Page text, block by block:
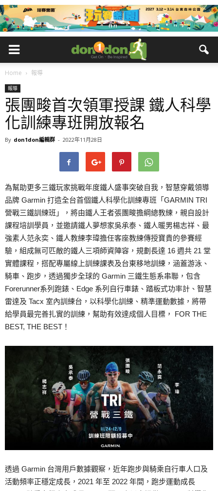
Home 報導
報導
張團畯首次領軍授課 鐵人科學
化訓練專班開放報名
By don1don編輯群 - 2022年11月28日
為幫助更多三鐵玩家挑戰年度鐵人盛事突破自我，智慧穿戴領導
品牌 Garmin 打造全台首個鐵人科學化訓練專班「GARMIN TRI
營戰三鐵訓練班」，將由鐵人王者張團畯擔綱總教練，親自設計
課程培訓學員，並邀請鐵人夢想家吳承泰、鐵人暖男楊志祥、最
強素人范永奕、鐵人教練李瑋擔任客座教練傳授寶貴的參賽經
驗，組成無可匹敵的鐵人三項師資陣容，規劃長達 16 週共 21 堂
實體課程，搭配專屬線上訓練課表及台東移地訓練，涵蓋游泳、
騎車、跑步，透過獨步全球的 Garmin 三鐵生態系串聯，包含
Forerunner系列跑錶、Edge 系列自行車錶、踏板式功率計、智慧
雷達及 Tacx 室內訓練台，以科學化訓練、精準運動數據，將帶
給學員最完善扎實的訓練，幫助有效達成個人目標， FOR THE
BEST, THE BEST！
透過 Garmin 台灣用戶數據觀察，近年跑步與騎乘自行車人口及
活動頻率正穩定成長，2021 年至 2022 年間，跑步運動成長